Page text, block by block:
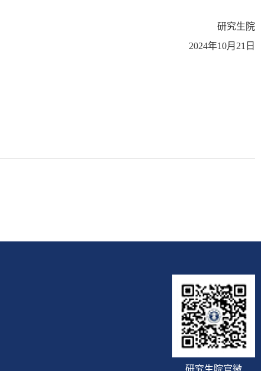
研究生院
2024年10月21日
研究生院官微